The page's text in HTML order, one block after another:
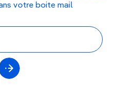
votre boite mail